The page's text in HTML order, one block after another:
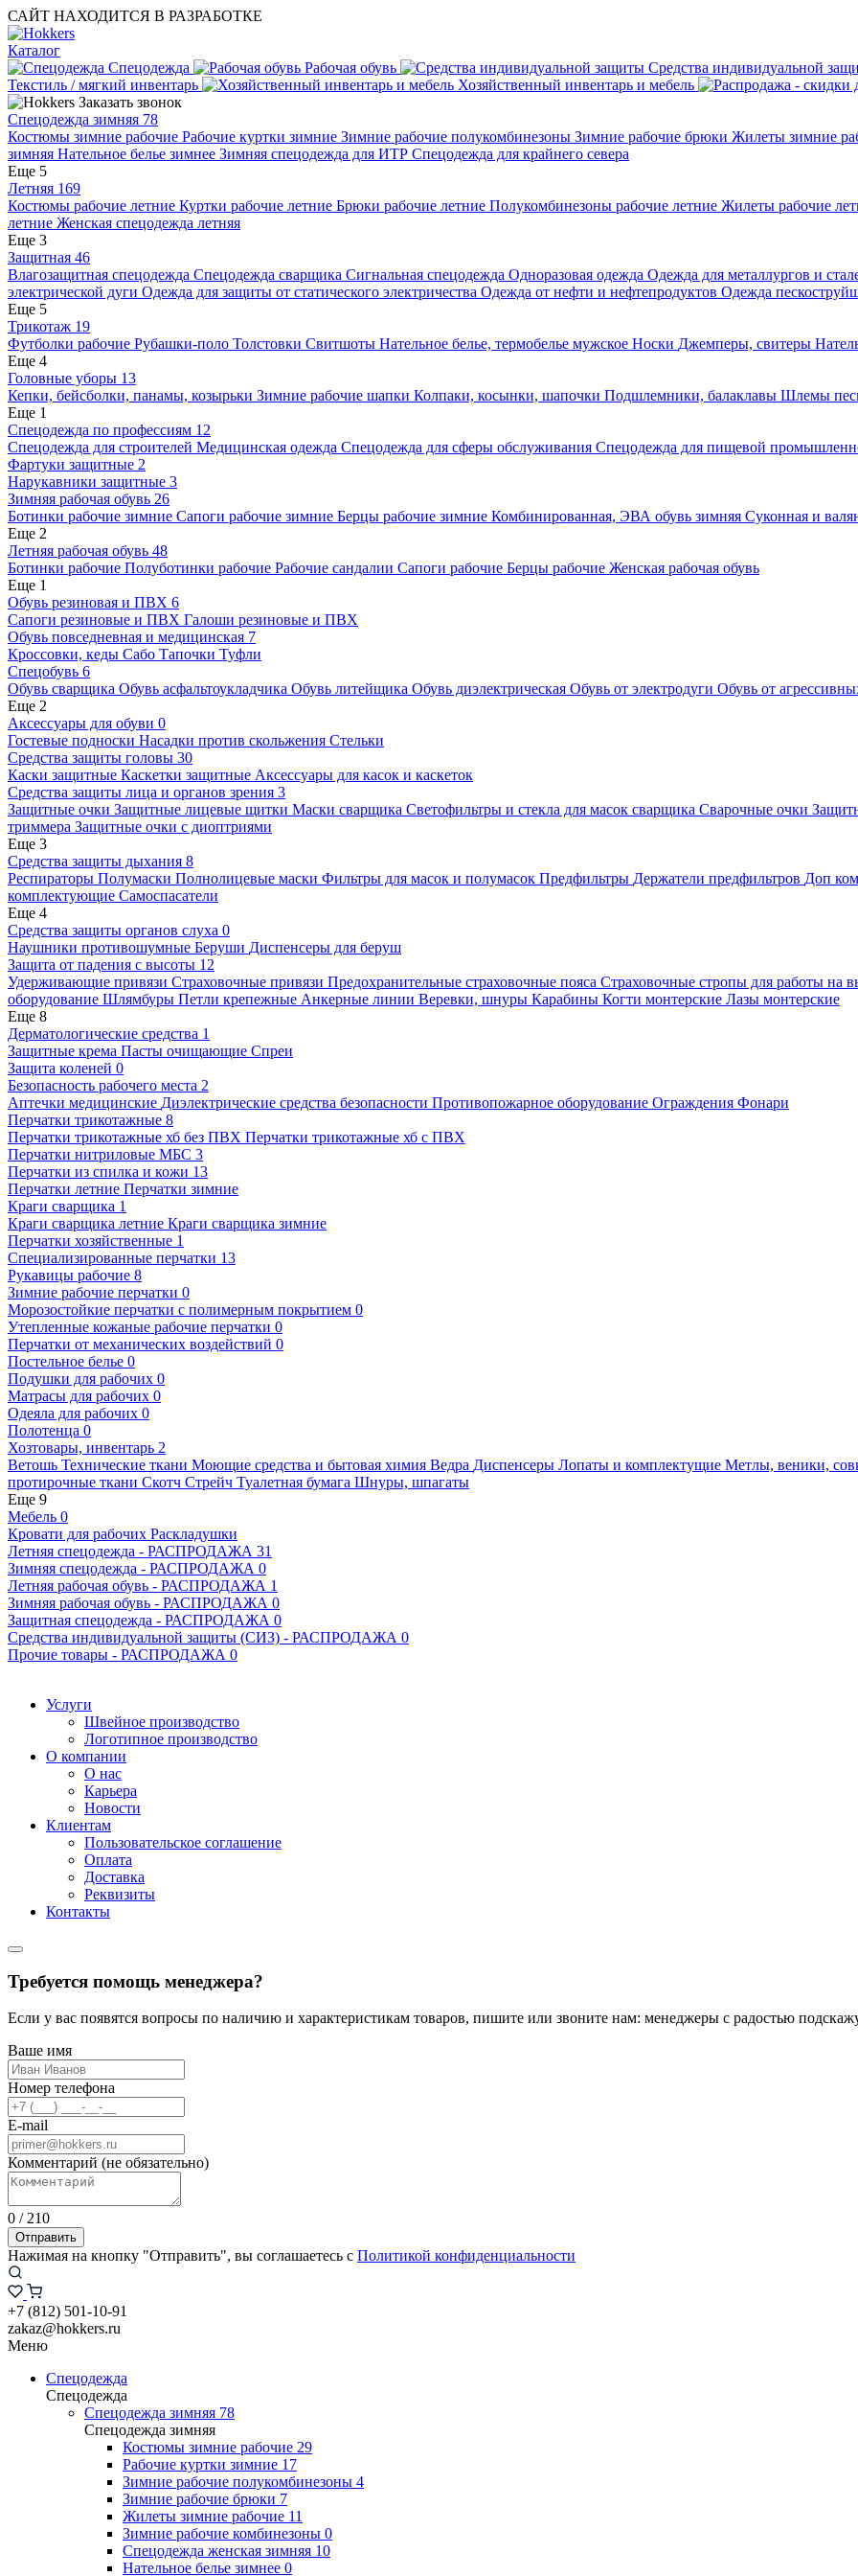
САЙТ НАХОДИТСЯ В РАЗРАБОТКЕ
Каталог
Спецодежда
Рабочая обувь
Средства индивидуальной
Текстиль / мягкий инвентарь
Хозяйственный инвентарь и мебель
Заказать звонок
Спецодежда зимняя 78
Костюмы зимние рабочие Рабочие куртки зимние Зимние рабочие полукомбинезоны Зимние рабочие брюки Жилеты зимние
зимняя Нательное белье зимнее Зимняя спецодежда для ИТР Спецодежда для крайнего севера
Еще 5
Летняя 169
Костюмы рабочие летние Куртки рабочие летние Брюки рабочие летние Полукомбинезоны рабочие летние Жилеты рабочие
летние Женская спецодежда летняя
Еще 3
Защитная 46
Влагозащитная спецодежда Спецодежда сварщика Сигнальная спецодежда Одноразовая одежда Одежда для металлургов и
электрической дуги Одежда для защиты от статического электричества Одежда от нефти и нефтепродуктов Одежда
Еще 5
Трикотаж 19
Футболки рабочие Рубашки-поло Толстовки Свитшоты Нательное белье, термобелье мужское Носки Джемперы, свитеры
Еще 4
Головные уборы 13
Кепки, бейсболки, панамы, козырьки Зимние рабочие шапки Колпаки, косынки, шапочки Подшлемники, балаклавы Шлемы
Еще 1
Спецодежда по профессиям 12
Спецодежда для строителей Медицинская одежда Спецодежда для сферы обслуживания Спецодежда для пищевой
Фартуки защитные 2
Нарукавники защитные 3
Зимняя рабочая обувь 26
Ботинки рабочие зимние Сапоги рабочие зимние Берцы рабочие зимние Комбинированная, ЭВА обувь зимняя Суконная и
Еще 2
Летняя рабочая обувь 48
Ботинки рабочие Полуботинки рабочие Рабочие сандалии Сапоги рабочие Берцы рабочие Женская рабочая обувь
Еще 1
Обувь резиновая и ПВХ 6
Сапоги резиновые и ПВХ Галоши резиновые и ПВХ
Обувь повседневная и медицинская 7
Кроссовки, кеды Сабо Тапочки Туфли
Спецобувь 6
Обувь сварщика Обувь асфальтоукладчика Обувь литейщика Обувь диэлектрическая Обувь от электродуги Обувь от
Еще 2
Аксессуары для обуви 0
Гостевые подноски Насадки против скольжения Стельки
Средства защиты головы 30
Каски защитные Каскетки защитные Аксессуары для касок и каскеток
Средства защиты лица и органов зрения 3
Защитные очки Защитные лицевые щитки Маски сварщика Светофильтры и стекла для масок сварщика Сварочные очки
триммера Защитные очки с диоптриями
Еще 3
Средства защиты дыхания 8
Респираторы Полумаски Полнолицевые маски Фильтры для масок и полумасок Предфильтры Держатели предфильтров Доп
комплектующие Самоспасатели
Еще 4
Средства защиты органов слуха 0
Наушники противошумные Беруши Диспенсеры для беруш
Защита от падения с высоты 12
Удерживающие привязи Страховочные привязи Предохранительные страховочные пояса Страховочные стропы для работы на
оборудование Шлямбуры Петли крепежные Анкерные линии Веревки, шнуры Карабины Когти монтерские Лазы монтерские
Еще 8
Дерматологические средства 1
Защитные крема Пасты очищающие Спреи
Защита коленей 0
Безопасность рабочего места 2
Аптечки медицинские Диэлектрические средства безопасности Противопожарное оборудование Ограждения Фонари
Перчатки трикотажные 8
Перчатки трикотажные хб без ПВХ Перчатки трикотажные хб с ПВХ
Перчатки нитриловые МБС 3
Перчатки из спилка и кожи 13
Перчатки летние Перчатки зимние
Краги сварщика 1
Краги сварщика летние Краги сварщика зимние
Перчатки хозяйственные 1
Специализированные перчатки 13
Рукавицы рабочие 8
Зимние рабочие перчатки 0
Морозостойкие перчатки с полимерным покрытием 0
Утепленные кожаные рабочие перчатки 0
Перчатки от механических воздействий 0
Постельное белье 0
Подушки для рабочих 0
Матрасы для рабочих 0
Одеяла для рабочих 0
Полотенца 0
Хозтовары, инвентарь 2
Ветошь Технические ткани Моющие средства и бытовая химия Ведра Диспенсеры Лопаты и комплектущие Метлы, веники,
протирочные ткани Скотч Стрейч Туалетная бумага Шнуры, шпагаты
Еще 9
Мебель 0
Кровати для рабочих Раскладушки
Летняя спецодежда - РАСПРОДАЖА 31
Зимняя спецодежда - РАСПРОДАЖА 0
Летняя рабочая обувь - РАСПРОДАЖА 1
Зимняя рабочая обувь - РАСПРОДАЖА 0
Защитная спецодежда - РАСПРОДАЖА 0
Средства индивидуальной защиты (СИЗ) - РАСПРОДАЖА 0
Прочие товары - РАСПРОДАЖА 0
Услуги
Швейное производство
Логотипное производство
О компании
О нас
Карьера
Новости
Клиентам
Пользовательское соглашение
Оплата
Доставка
Реквизиты
Контакты
Требуется помощь менеджера?
Если у вас появятся вопросы по наличию и характеристикам товаров, пишите или звоните нам: менеджеры с радостью
Ваше имя
Номер телефона
E-mail
Комментарий (не обязательно)
0 /210
Отправить
Нажимая на кнопку "Отправить", вы соглашаетесь с Политикой конфиденциальности
+7 (812) 501-10-91
zakaz@hokkers.ru
Меню
Спецодежда
Спецодежда
Спецодежда зимняя 78
Спецодежда зимняя
Костюмы зимние рабочие 29
Рабочие куртки зимние 17
Зимние рабочие полукомбинезоны 4
Зимние рабочие брюки 7
Жилеты зимние рабочие 11
Зимние рабочие комбинезоны 0
Спецодежда женская зимняя 10
Нательное белье зимнее 0